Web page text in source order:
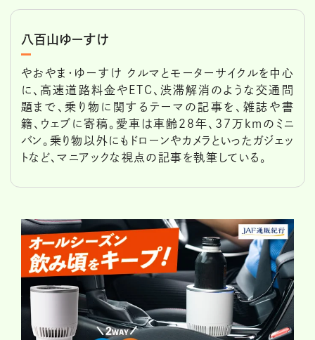
八百山ゆーすけ
やおやま・ゆーすけ クルマとモーターサイクルを中心
に、高速道路料金やETC、渋滞解消のような交通問
題まで、乗り物に関するテーマの記事を、雑誌や書
籍、ウェブに寄稿。愛車は車齢28年、37万kmのミニ
バン。乗り物以外にもドローンやカメラといったガジェッ
トなど、マニアックな視点の記事を執筆している。